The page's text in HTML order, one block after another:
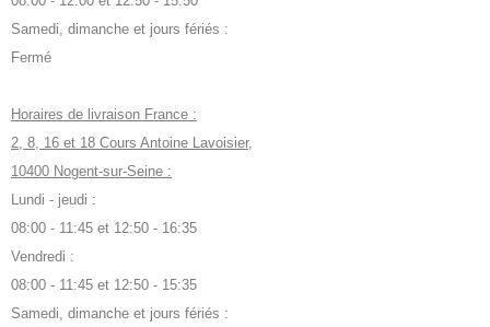
Samedi, dimanche et jours fériés :
Fermé
Horaires de livraison France :
2, 8, 16 et 18 Cours Antoine Lavoisier,
10400 Nogent-sur-Seine :
Lundi - jeudi :
08:00 - 11:45 et 12:50 - 16:35
Vendredi :
08:00 - 11:45 et 12:50 - 15:35
Samedi, dimanche et jours fériés :